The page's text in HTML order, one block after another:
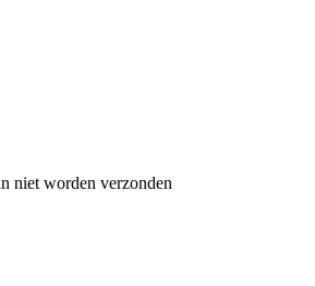
niet worden verzonden